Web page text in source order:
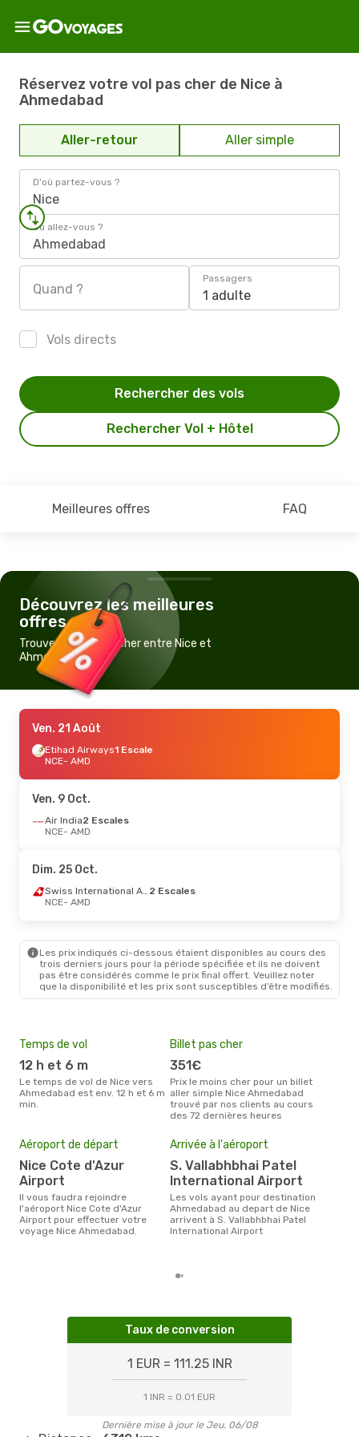
Réservez votre vol pas cher de Nice à
Ahmedabad
Aller-retour Aller simple
D'où partez-vous ?
Nice
Où allez-vous ?
Ahmedabad
Quand ?
Passagers
1 adulte
Vols directs
Rechercher Vol + Hôtel
Rechercher des vols
Meilleures offres FAQ
Découvrez les meilleures
offres
Trouvez un vol pas cher entre Nice et
Ahmedabad
Ven. 21 Août
Etihad Airways1 Escale
NCE- AMD
Ven. 9 Oct.
Air India2 Escales
NCE- AMD
Dim. 25 Oct.
Swiss International Air Lines 2 Escales
NCE- AMD
Les prix indiqués ci-dessous étaient disponibles au cours des
trois derniers jours pour la période spécifiée et ils ne doivent
pas être considérés comme le prix final offert. Veuillez noter
que la disponibilité et les prix sont susceptibles d’être modifiés.
Temps de vol
12 h et 6 m
Le temps de vol de Nice vers
Ahmedabad est env. 12 h et 6 m
min.
Billet pas cher
351€
Prix le moins cher pour un billet
aller simple Nice Ahmedabad
trouvé par nos clients au cours
des 72 dernières heures
Aéroport de départ
Nice Cote d'Azur
Airport
Il vous faudra rejoindre
l'aéroport Nice Cote d'Azur
Airport pour effectuer votre
voyage Nice Ahmedabad.
Arrivée à l'aéroport
S. Vallabhbhai Patel
International Airport
Les vols ayant pour destination
Ahmedabad au depart de Nice
arrivent à S. Vallabhbhai Patel
International Airport
Taux de conversion
1 EUR = 111.25 INR
1 INR = 0.01 EUR
Dernière mise à jour le Jeu. 06/08